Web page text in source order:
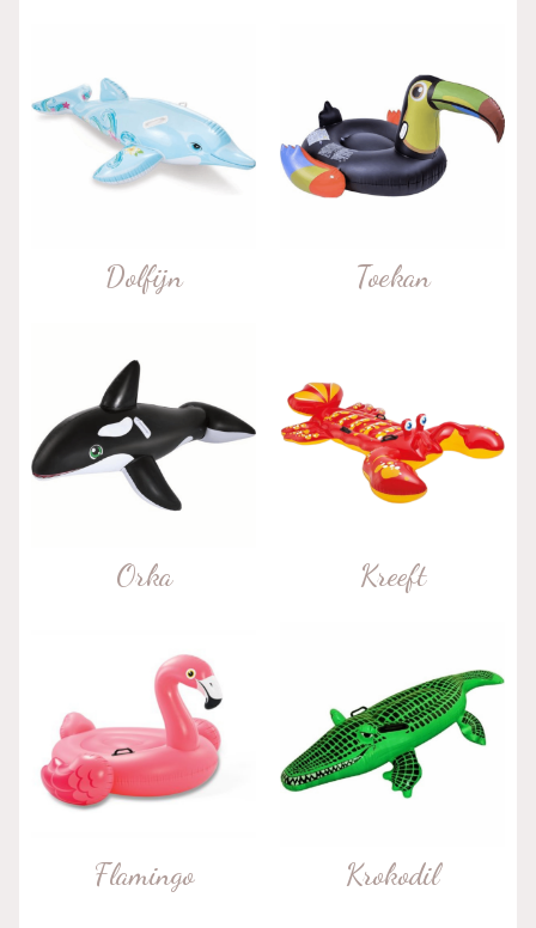
Dolfijn Toekan
Orka Kreeft
Flamingo Krokodil